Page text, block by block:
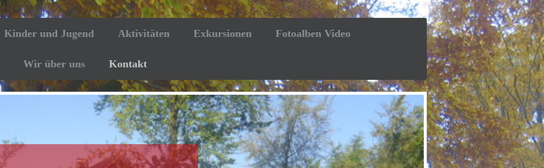
Kinder und Jugend Aktivitäten Exkursionen Fotoalben Video
Wir über uns Kontakt